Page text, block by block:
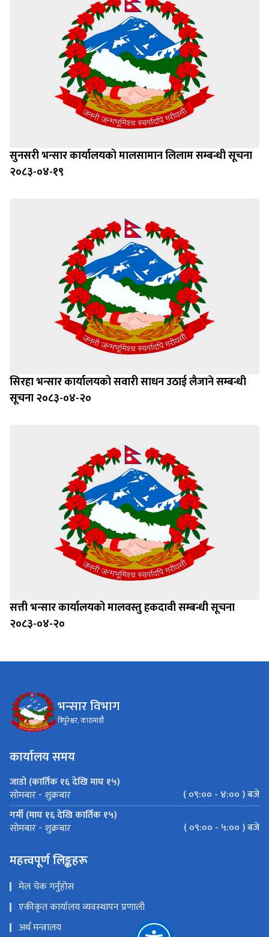
सुनसरी भन्सार कार्यालयको मालसामान लिलाम सम्बन्धी सूचना
२०८३-०४-१९
सिरहा भन्सार कार्यालयको सवारी साधन उठाई लैजाने सम्बन्धी
सूचना २०८३-०४-२०
सत्ती भन्सार कार्यालयको मालवस्तु हकदावी सम्बन्धी सूचना
२०८३-०४-२०
भन्सार विभाग
त्रिपुरेश्वर, काठमाडौं
कार्यालय समय
सोमबार - शुक्रबार
गर्मी (माघ १६ देखि कार्तिक १५)
सोमबार - शुक्रबार
महत्त्वपूर्ण लिङ्कहरू
एकीकृत कार्यालय व्यवस्थापन प्रणाली
अर्थ मन्त्रालय